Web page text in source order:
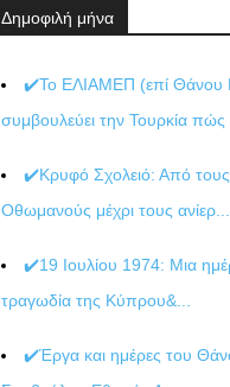
Δημοφιλή μήνα
✔️Το ΕΛΙΑΜΕΠ (επί Θάνου
συμβουλεύει την Τουρκία πώς
✔️Κρυφό Σχολειό: Από
Οθωμανούς μέχρι τους ανίερ...
✔️19 Ιουλίου 1974: Μια
τραγωδία της Κύπρου&...
✔️Έργα και ημέρες του